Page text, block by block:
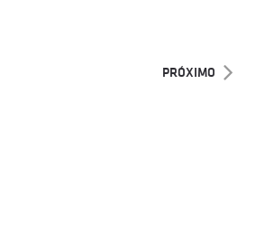
PRÓXIMO